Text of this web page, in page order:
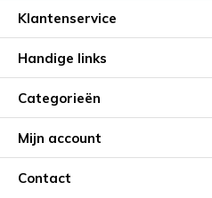
Klantenservice
Handige links
Categorieën
Mijn account
Contact